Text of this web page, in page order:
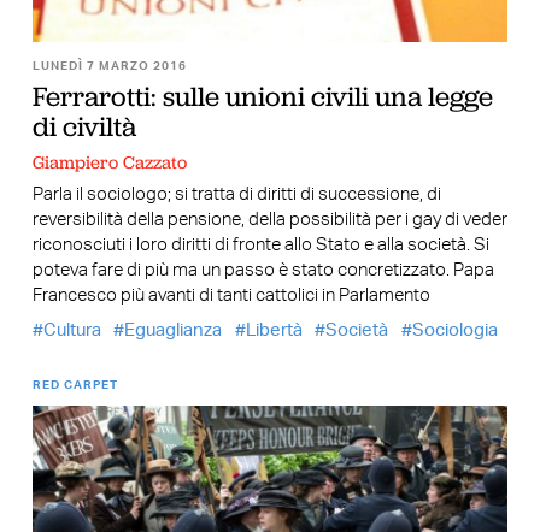
LUNEDÌ 7 MARZO 2016
Ferrarotti: sulle unioni civili una legge
di civiltà
Giampiero Cazzato
Parla il sociologo; si tratta di diritti di successione, di
reversibilità della pensione, della possibilità per i gay di veder
riconosciuti i loro diritti di fronte allo Stato e alla società. Si
poteva fare di più ma un passo è stato concretizzato. Papa
Francesco più avanti di tanti cattolici in Parlamento
Cultura
Eguaglianza Libertà Società Sociologia
RED CARPET